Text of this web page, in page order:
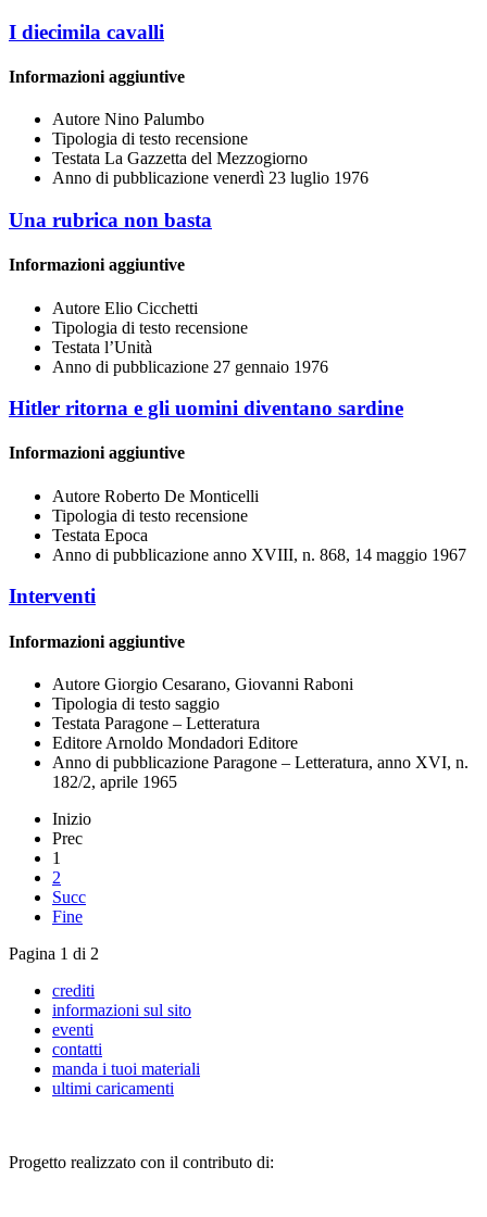
I diecimila cavalli
Informazioni aggiuntive
Autore Nino Palumbo
Tipologia di testo recensione
Testata La Gazzetta del Mezzogiorno
Anno di pubblicazione venerdì 23 luglio 1976
Una rubrica non basta
Informazioni aggiuntive
Autore Elio Cicchetti
Tipologia di testo recensione
Testata l’Unità
Anno di pubblicazione 27 gennaio 1976
Hitler ritorna e gli uomini diventano sardine
Informazioni aggiuntive
Autore Roberto De Monticelli
Tipologia di testo recensione
Testata Epoca
Anno di pubblicazione anno XVIII, n. 868, 14 maggio 1967
Interventi
Informazioni aggiuntive
Autore Giorgio Cesarano, Giovanni Raboni
Tipologia di testo saggio
Testata Paragone – Letteratura
Editore Arnoldo Mondadori Editore
Anno di pubblicazione Paragone – Letteratura, anno XVI, n.
182/2, aprile 1965
Inizio
Prec
1
2
Succ
Fine
Pagina 1 di 2
crediti
informazioni sul sito
eventi
contatti
manda i tuoi materiali
ultimi caricamenti
Progetto realizzato con il contributo di: